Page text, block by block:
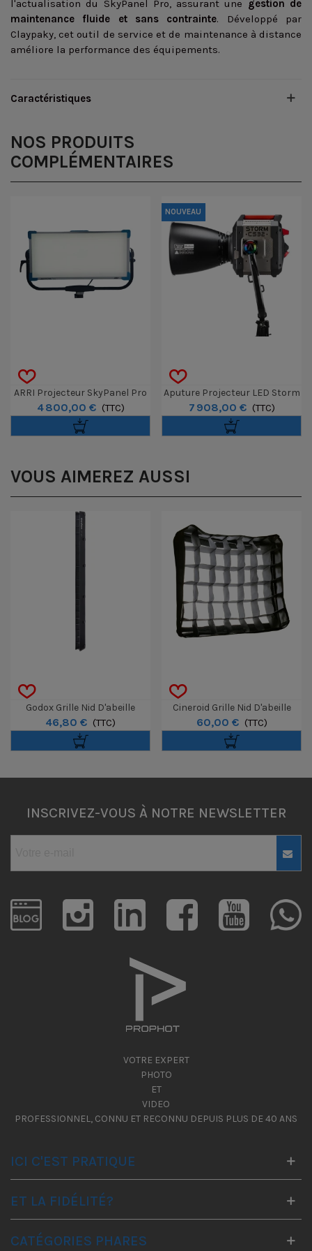
l'actualisation du SkyPanel Pro, assurant une gestion de
maintenance fluide et sans contrainte. Développé par
Claypaky, cet outil de service et de maintenance à distance
améliore la performance des équipements.
Caractéristiques
NOS PRODUITS
COMPLÉMENTAIRES
ARRI Projecteur SkyPanel Pro
4 800,00 € (TTC)
NOUVEAU
Aputure Projecteur LED Storm
CS32 Avec Réflecteur
7 908,00 € (TTC)
VOUS AIMEREZ AUSSI
Godox Grille Nid D'abeille
KNOWLED Pour TP4R
46,80 € (TTC)
Cineroid Grille Nid D'abeille
Pour Panneau LED FL400
60,00 € (TTC)
INSCRIVEZ-VOUS À NOTRE NEWSLETTER
VOTRE EXPERT
PHOTO
ET
VIDEO
PROFESSIONNEL, CONNU ET RECONNU DEPUIS PLUS DE 40 ANS
ICI C'EST PRATIQUE
ET LA FIDÉLITÉ?
CATÉGORIES PHARES